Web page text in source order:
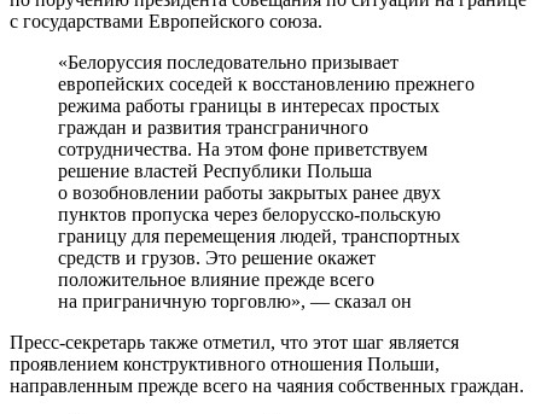
с государствами Европейского союза.
«Белоруссия последовательно призывает
европейских соседей к восстановлению прежнего
режима работы границы в интересах простых
граждан и развития трансграничного
сотрудничества. На этом фоне приветствуем
решение властей Республики Польша
о возобновлении работы закрытых ранее двух
пунктов пропуска через белорусско-польскую
границу для перемещения людей, транспортных
средств и грузов. Это решение окажет
положительное влияние прежде всего
на приграничную торговлю», — сказал он
Пресс-секретарь также отметил, что этот шаг является
проявлением конструктивного отношения Польши,
направленным прежде всего на чаяния собственных граждан.